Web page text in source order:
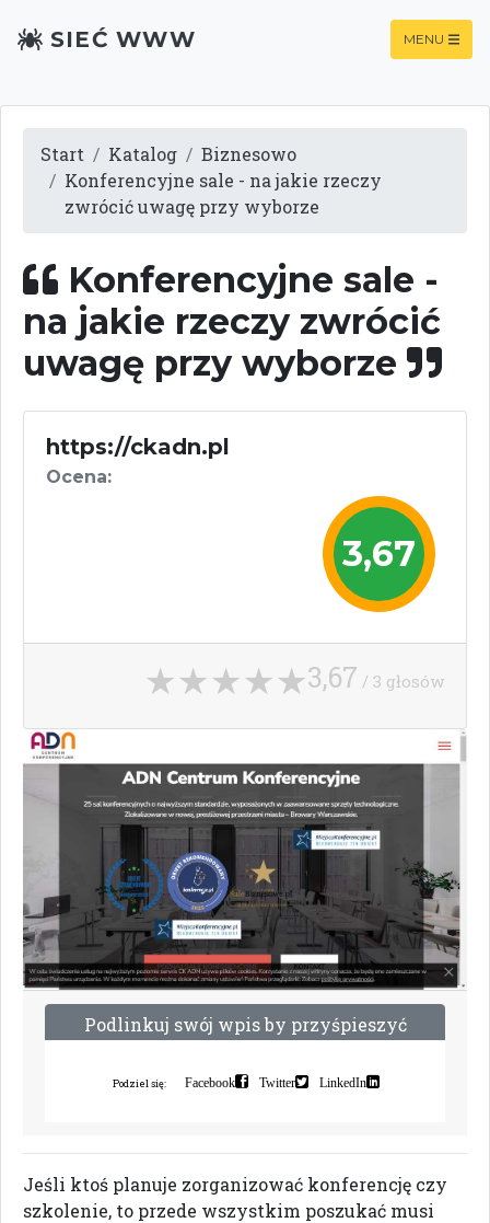
SIEĆ WWW MENU
Start Katalog
Biznesowo
Konferencyjne sale - na jakie rzeczy
zwrócić uwagę przy wyborze
Konferencyjne sale -
na jakie rzeczy zwrócić
uwagę przy wyborze
https://ckadn.pl
Ocena:
3,67
3,67 / 3 głosów
Podlinkuj swój wpisby przyśpieszyć
Podziel się: Facebook Twitter LinkedIn
Jeśli ktoś planuje zorganizować konferencję czy
szkolenie, to przede wszystkim poszukać musi